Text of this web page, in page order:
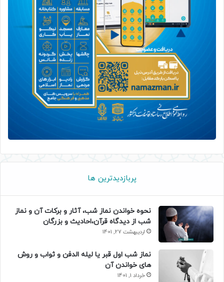
پربازدیدترین ها
نحوه خواندن نماز شب، آثار و برکات آن و نماز
شب از دیدگاه قرآن،احادیث و بزرگان
اردیبهشت 27, 1401
نماز شب اول قبر یا لیله الدفن و ثواب و روش
های خواندن آن
خرداد 1, 1401